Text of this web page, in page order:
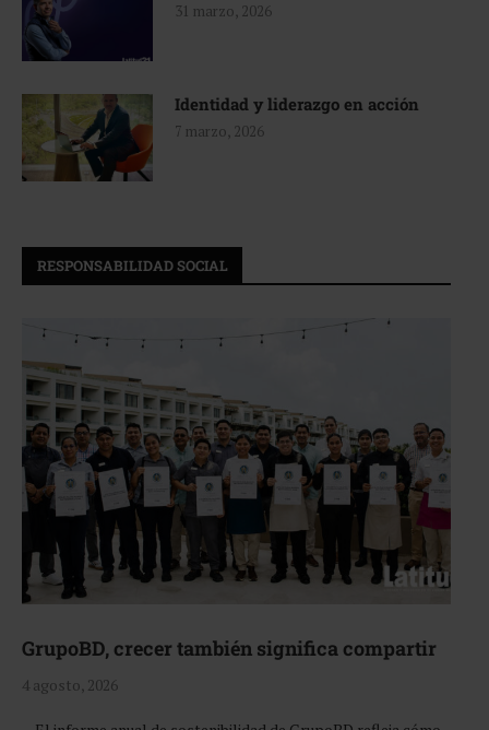
31 marzo, 2026
Identidad y liderazgo en acción
7 marzo, 2026
RESPONSABILIDAD SOCIAL
GrupoBD, crecer también significa compartir
4 agosto, 2026